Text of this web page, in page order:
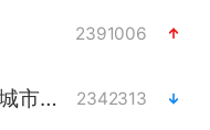
2391006
以“新”破局 首发经济点亮城市消费活力 2342313